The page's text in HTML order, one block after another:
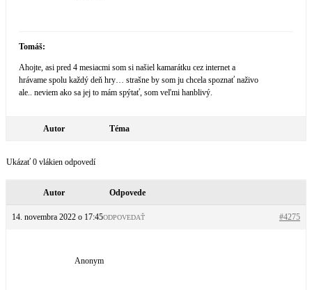
Tomáš:
Ahojte, asi pred 4 mesiacmi som si našiel kamarátku cez internet a
hrávame spolu každý deň hry… strašne by som ju chcela spoznať naživo
ale.. neviem ako sa jej to mám spýtať, som veľmi hanblivý.
Autor Téma
Ukázať 0 vlákien odpovedí
Autor Odpovede
14. novembra 2022 o 17:45 #4275
ODPOVEDAŤ
Anonym